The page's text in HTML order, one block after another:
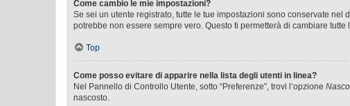
Come cambio le mie impostazioni?
Se sei un utente registrato, tutte le tue impostazioni sono conservate
potrebbe non essere sempre vero. Questo ti permetterà di cambiare
Top
Come posso evitare di apparire nella lista degli utenti in linea?
Nel Pannello di Controllo Utente, sotto “Preferenze”, trovi l’opzione
nascosto.